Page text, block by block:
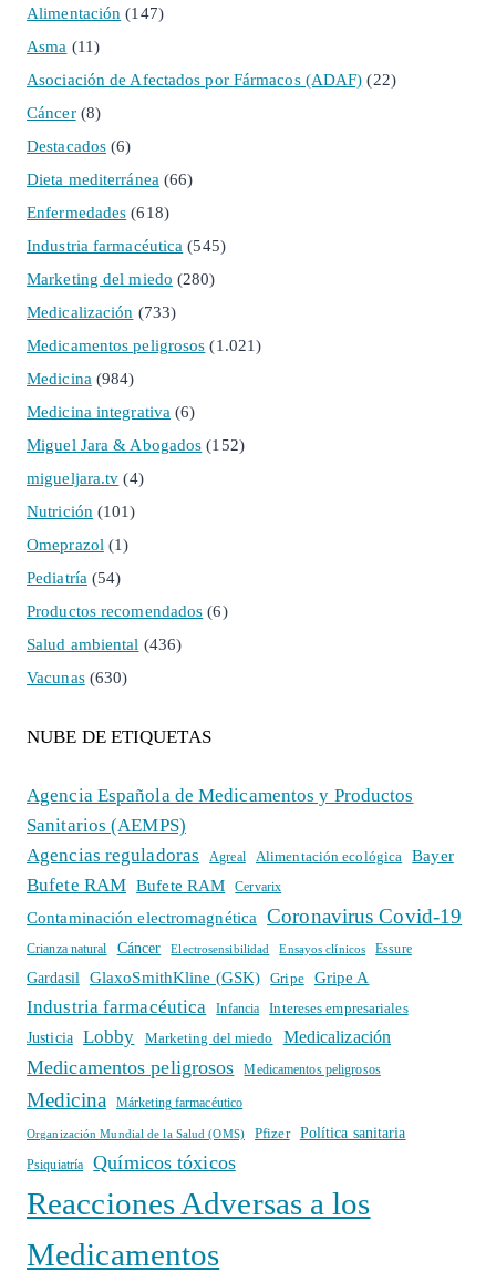
Alimentación (147)
Asma (11)
Asociación de Afectados por Fármacos (ADAF) (22)
Cáncer(8)
Destacados (6)
Dieta mediterránea (66)
Enfermedades (618)
Industria farmacéutica (545)
Marketing del miedo (280)
Medicalización (733)
Medicamentos peligrosos (1.021)
Medicina (984)
Medicina integrativa (6)
Miguel Jara & Abogados (152)
migueljara.tv (4)
Nutrición (101)
Omeprazol (1)
Pediatría (54)
Productos recomendados (6)
Salud ambiental (436)
Vacunas(630)
NUBE DE ETIQUETAS
Agencia Española de Medicamentos y Productos
Sanitarios (AEMPS)
Agencias reguladoras
Agreal Alimentación ecológica Bayer
Bufete RAM Bufete RAM Cervarix
Contaminación electromagnética Coronavirus Covid-19
Crianza natural Cáncer Electrosensibilidad Ensayos clínicos Essure
Gardasil GlaxoSmithKline (GSK) Gripe Gripe A
Industria farmacéutica Infancia
Intereses empresariales
Justicia
Lobby Marketing del miedo Medicalización
Medicamentos peligrosos Medicamentos peligrosos
Medicina Márketing farmacéutico
Organización Mundial de la Salud (OMS) Pfizer Política sanitaria
Psiquiatría Químicos tóxicos
Reacciones Adversas a los
Medicamentos